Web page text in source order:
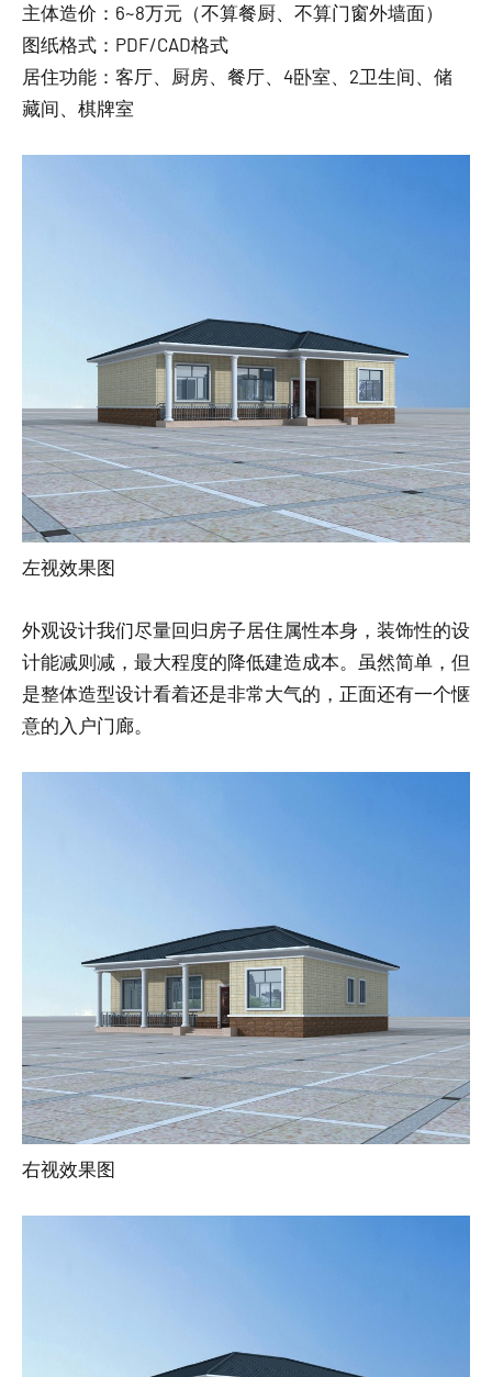
主体造价：6~8万元（不算餐厨、不算门窗外墙面）
图纸格式：PDF/CAD格式
居住功能：客厅、厨房、餐厅、4卧室、2卫生间、储
藏间、棋牌室
左视效果图
外观设计我们尽量回归房子居住属性本身，装饰性的设
计能减则减，最大程度的降低建造成本。虽然简单，但
是整体造型设计看着还是非常大气的，正面还有一个惬
意的入户门廊。
右视效果图